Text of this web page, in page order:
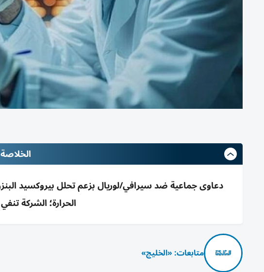
الخلاصة
دعاوى جماعية ضد سيرافي/لوريال بزعم تحلل بيروكسيد
الحرارة؛ الشركة
متابعات: «الخليج»